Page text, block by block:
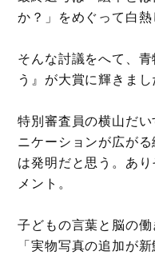
か？」をめぐって白
そんな討議をへて、
う』が大賞に輝きまし
特別審査員の横山だ
ニケーションが広が
は発明だと思う。あ
メント。
子どもの言葉と脳の
「実物写真の追加が